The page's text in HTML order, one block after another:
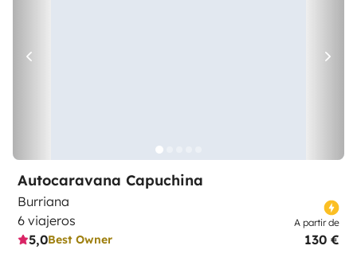
Autocaravana Capuchina
Burriana
6 viajeros
5,0Best Owner
A partir de
130 €